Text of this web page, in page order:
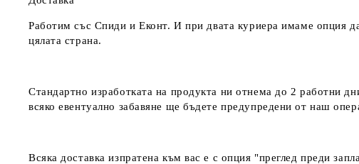
Работим със Спиди и Еконт. И при двата куриера имаме опция
цялата страна.
Стандартно изработката на продукта ни отнема до 2 работни
всяко евентуално забавяне ще бъдете предупредени от наш
Всяка доставка изпратена към вас е с опция "преглед преди